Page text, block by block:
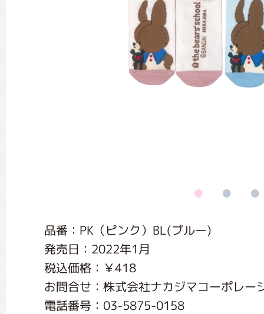
品番：PK（ピンク）BL(ブルー)
発売日：2022年1月
税込価格：￥418
お問合せ：株式会社ナカジマコーポレー
電話番号：03-5875-0158
おたのしみコンテンツ(クイズ・
くまのがっこう 家庭科部